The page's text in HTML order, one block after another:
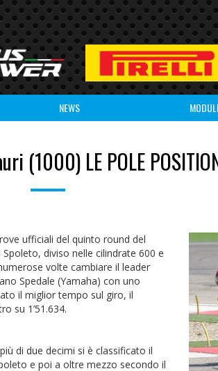
NEWS
LE POLE
ufficiali del quinto round del
diviso nelle cilindrate 600 e
volte cambiare il leader
Spedale (Yamaha) con uno
il miglior tempo sul giro, il
su 1’51.634.
di due decimi si è classificato il
e poi a oltre mezzo secondo il